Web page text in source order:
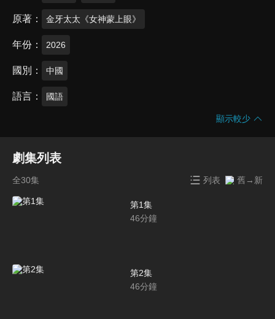
原著 金牙太太《女神蒙上眼》
年份 2026
國別 中國
語言 國語
顯示較少
劇集列表
全30集 列表 舊→新
第1集
46分鐘
第2集
46分鐘